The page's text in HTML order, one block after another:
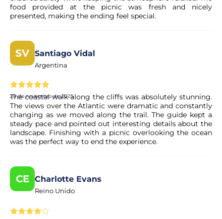
food provided at the picnic was fresh and nicely
presented, making the ending feel special.
SV Santiago Vidal
Argentina
20 de novembro de 2025
The coastal walk along the cliffs was absolutely stunning.
The views over the Atlantic were dramatic and constantly
changing as we moved along the trail. The guide kept a
steady pace and pointed out interesting details about the
landscape. Finishing with a picnic overlooking the ocean
was the perfect way to end the experience.
CE Charlotte Evans
Reino Unido